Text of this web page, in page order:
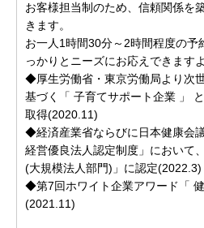
お客様担当制のため、信頼関係を
きます。
お一人1時間30分～2時間程度の予
っかりとニーズにお応えできますよ
◆厚生労働省・東京労働局より次
基づく「 子育てサポート企業 」
取得(2020.11)
◆経済産業省ならびに日本健康会
経営優良法人認定制度」において
(大規模法人部門)」に認定(2022.3)
◆第7回ホワイト企業アワード「
(2021.11)